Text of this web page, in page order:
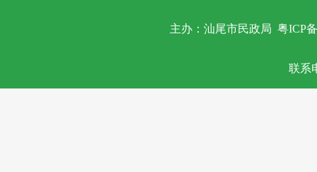
主办：汕尾市民政局 粤ICP
联系